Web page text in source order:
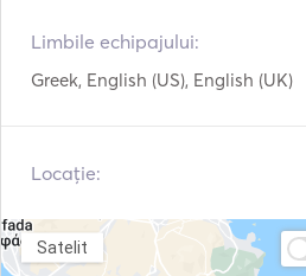
Veste de salvare
Stație meteo
VHF
Limbile echipajului:
Greek, English (US), English (UK)
Locație:
Satelit